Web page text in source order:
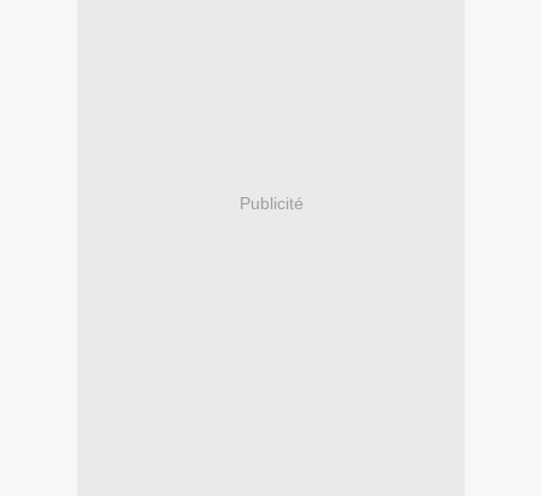
Publicité